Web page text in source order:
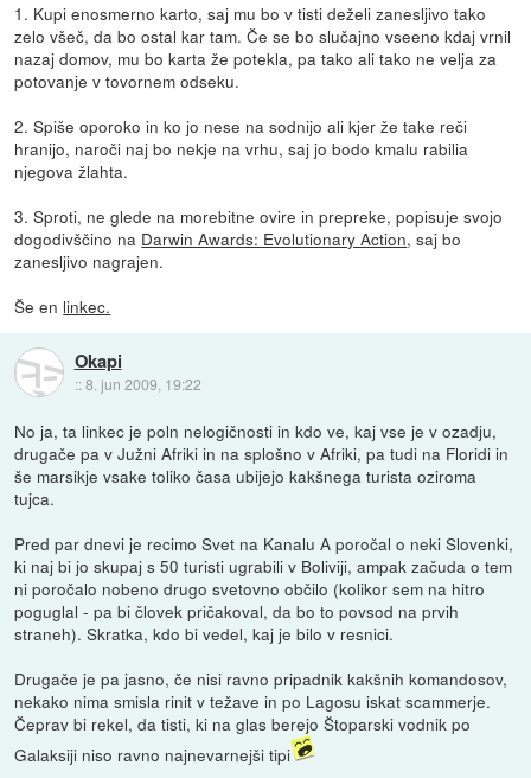
1. Kupi enosmerno karto, saj mu bo v tisti deželi zanesljivo tako
zelo všeč, da bo ostal kar tam. Če se bo slučajno vseeno kdaj vrnil
nazaj domov, mu bo karta že potekla, pa tako ali tako ne velja za
potovanje v tovornem odseku.
2. Spiše oporoko in ko jo nese na sodnijo ali kjer že take reči
hranijo, naroči naj bo nekje na vrhu, saj jo bodo kmalu rabilia
njegova žlahta.
3. Sproti, ne glede na morebitne ovire in prepreke, popisuje svojo
dogodivščino na Darwin Awards: Evolutionary Action, saj bo
zanesljivo nagrajen.
Še en linkec.
Okapi
::8. jun 2009, 19:22
No ja, ta linkec je poln nelogičnosti in kdo ve, kaj vse je v ozadju,
drugače pa v Južni Afriki in na splošno v Afriki, pa tudi na Floridi in
še marsikje vsake toliko časa ubijejo kakšnega turista oziroma
tujca.
Pred par dnevi je recimo Svet na Kanalu A poročal o neki Slovenki,
ki naj bi jo skupaj s 50 turisti ugrabili v Boliviji, ampak začuda o tem
ni poročalo nobeno drugo svetovno občilo (kolikor sem na hitro
poguglal - pa bi človek pričakoval, da bo to povsod na prvih
straneh). Skratka, kdo bi vedel, kaj je bilo v resnici.
Drugače je pa jasno, če nisi ravno pripadnik kakšnih komandosov,
nekako nima smisla rinit v težave in po Lagosu iskat scammerje.
Čeprav bi rekel, da tisti, ki na glas berejo Štoparski vodnik po
Galaksiji niso ravno najnevarnejši tipi